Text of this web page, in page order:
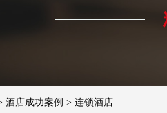
酒店成功案例 > 连锁酒店